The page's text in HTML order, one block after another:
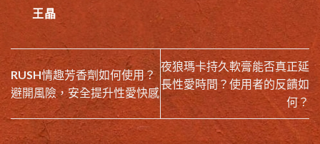
王晶
RUSH情趣芳香劑如何使用？
避開風險，安全提升性愛快感
夜狼瑪卡持久軟膏能否真正延
長性愛時間？使用者的反饋如
何？